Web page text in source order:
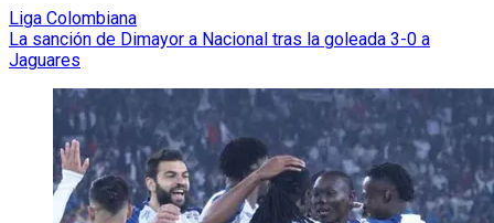
Liga Colombiana
La sanción de Dimayor a Nacional tras la goleada 3-0 a
Jaguares